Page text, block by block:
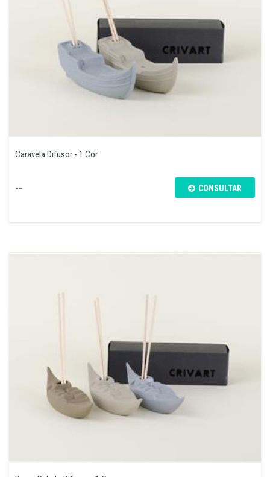
Caravela Difusor - 1 Cor
-- CONSULTAR